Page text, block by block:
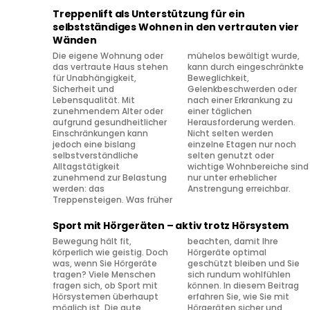
Treppenlift als Unterstützung für ein
selbstständiges Wohnen in den vertrauten vier
Wänden
Die eigene Wohnung oder
das vertraute Haus stehen
für Unabhängigkeit,
Sicherheit und
Lebensqualität. Mit
zunehmendem Alter oder
aufgrund gesundheitlicher
Einschränkungen kann
jedoch eine bislang
selbstverständliche
Alltagstätigkeit
zunehmend zur Belastung
werden: das
Treppensteigen. Was früher
mühelos bewältigt wurde,
kann durch eingeschränkte
Beweglichkeit,
Gelenkbeschwerden oder
nach einer Erkrankung zu
einer täglichen
Herausforderung werden.
Nicht selten werden
einzelne Etagen nur noch
selten genutzt oder
wichtige Wohnbereiche sind
nur unter erheblicher
Anstrengung erreichbar.
Sport mit Hörgeräten – aktiv trotz Hörsystem
Bewegung hält fit,
körperlich wie geistig. Doch
was, wenn Sie Hörgeräte
tragen? Viele Menschen
fragen sich, ob Sport mit
Hörsystemen überhaupt
möglich ist. Die gute
beachten, damit Ihre
Hörgeräte optimal
geschützt bleiben und Sie
sich rundum wohlfühlen
können. In diesem Beitrag
erfahren Sie, wie Sie mit
Hörgeräten sicher und